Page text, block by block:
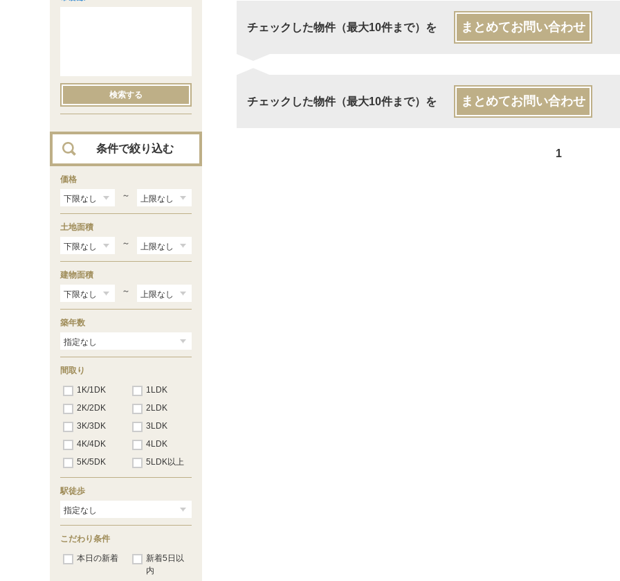
チェックした物件（最大10件まで）を まとめてお問い合わせ
チェックした物件（最大10件まで）を まとめてお問い合わせ
1
検索する
条件で絞り込む
価格
～
土地面積
～
建物面積
～
築年数
間取り
1K/1DK
1LDK
2K/2DK
2LDK
3K/3DK
3LDK
4K/4DK
4LDK
5K/5DK
5LDK以上
駅徒歩
こだわり条件
本日の新着
新着5日以
内